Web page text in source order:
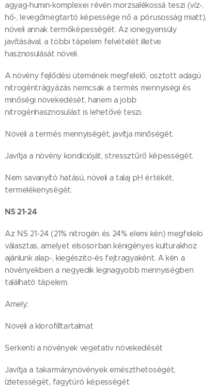
agyag-humin-komplexei révén morzsalékossá teszi (víz-,
hő-, levegőmegtartó képessége nő a pórusosság miatt),
növeli annak termőképességét. Az ionegyensúly
javításával, a többi tápelem felvételét illetve
hasznosulását növeli.
A növény fejlődési ütemének megfelelő, osztott adagú
nitrogéntrágyázás nemcsak a termés mennyiségi és
minőségi növekedését, hanem a jobb
nitrogénhasznosulást is lehetővé teszi.
Növeli a termés mennyiségét, javítja minőségét.
Javítja a növény kondícióját, stressztűrő képességét.
Nem savanyító hatású, növeli a talaj pH értékét,
termelékenységét.
NS 21-24
Az NS 21-24 (21% nitrogén és 24% elemi kén) megfelelo
választas, amelyet elsosorban kénigényes kulturakhoz
ajánlunk alap-, kiegészito-és fejtragyaként. A kén a
növényekben a negyedik legnagyobb mennyiségben
található tápelem.
Amely:
Növeli a klorofilltartalmat
Serkenti a növények vegetativ növekedését
Javítja a takarmánynövények emészthetoségét,
ízletességét, fagytúró képességét